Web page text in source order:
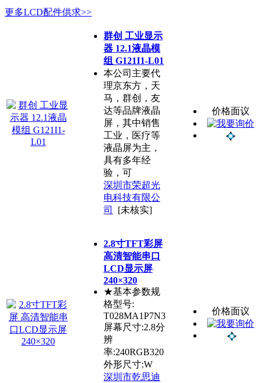
更多LCD配件供求>>
群创 工业显示
器 12.1液晶模
组 G121I1-L01
本公司主要代
理京东方，天
马，群创，友
达等品牌液晶
屏，其中销售
工业，医疗等
液晶屏为主，
具有多年经
验，可
深圳市荣超光
电科技有限公
司
[未核实]
价格面议
2.8寸TFT彩屏
高清智能串口
LCD显示屏
240×320
★基本参数规
格型号:
T028MA1P7N3
屏幕尺寸:2.8分
辨
率:240RGB320
外形尺寸:W
深圳市乾思迪
价格面议